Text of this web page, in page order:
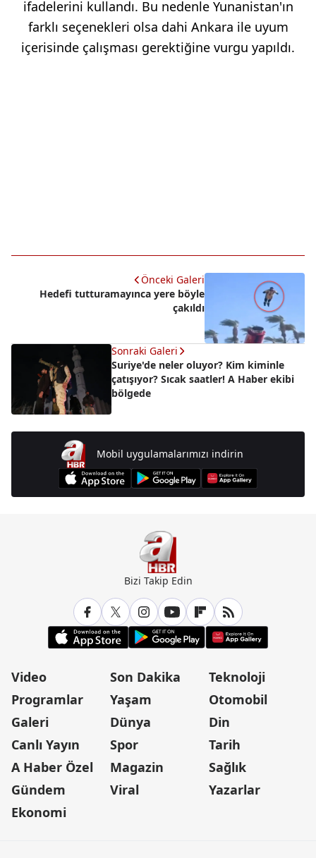
ifadelerini kullandı. Bu nedenle Yunanistan'ın
farklı seçenekleri olsa dahi Ankara ile uyum
içerisinde çalışması gerektiğine vurgu yapıldı.
Önceki Galeri
Hedefi tutturamayınca yere böyle
çakıldı
Sonraki Galeri
Suriye'de neler oluyor? Kim kiminle
çatışıyor? Sıcak saatler! A Haber ekibi
bölgede
Mobil uygulamalarımızı indirin
Bizi Takip Edin
Video
Programlar
Galeri
Canlı Yayın
A Haber Özel
Gündem
Ekonomi
Son Dakika
Yaşam
Dünya
Spor
Magazin
Viral
Teknoloji
Otomobil
Din
Tarih
Sağlık
Yazarlar